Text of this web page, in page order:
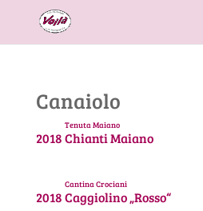
Canaiolo
2018
Tenuta Maiano
Chianti Maiano
2018
Cantina Crociani
Caggiolino „Rosso“